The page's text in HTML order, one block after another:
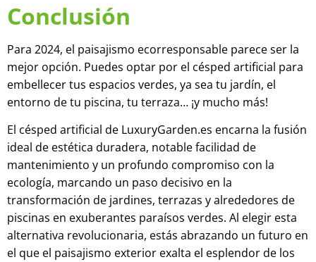
Conclusión
Para 2024, el paisajismo ecorresponsable parece ser la
mejor opción. Puedes optar por el césped artificial para
embellecer tus espacios verdes, ya sea tu jardín, el
entorno de tu piscina, tu terraza… ¡y mucho más!
El césped artificial de LuxuryGarden.es encarna la fusión
ideal de estética duradera, notable facilidad de
mantenimiento y un profundo compromiso con la
ecología, marcando un paso decisivo en la
transformación de jardines, terrazas y alrededores de
piscinas en exuberantes paraísos verdes. Al elegir esta
alternativa revolucionaria, estás abrazando un futuro en
el que el paisajismo exterior exalta el esplendor de los